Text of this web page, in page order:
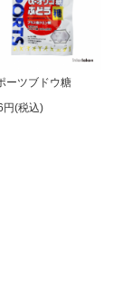
ーツブドウ糖
円(税込)